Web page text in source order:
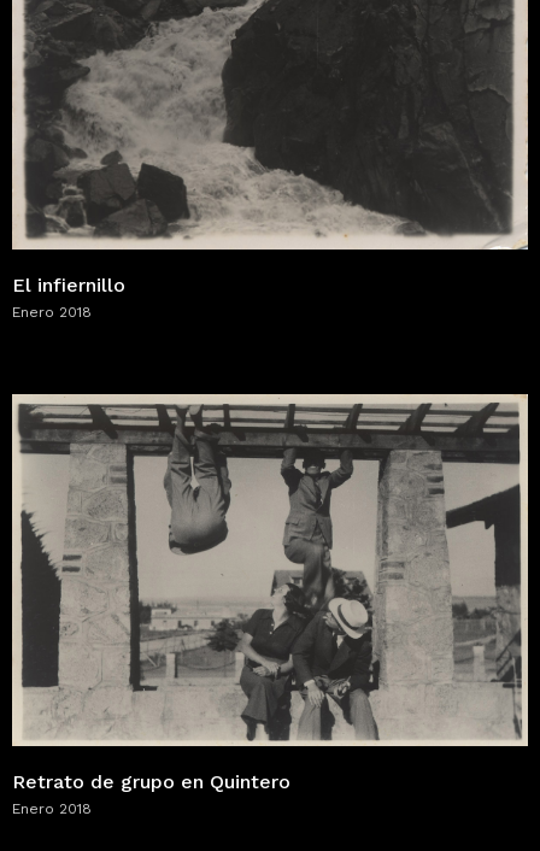
El infiernillo
Enero 2018
Retrato de grupo en Quintero
Enero 2018